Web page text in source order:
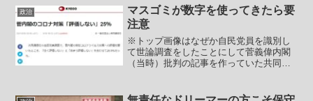
ール……胸焼けだけで済め...
政治
マスゴミが数字を使ってきたら要
注意
※トップ画像はなぜか自民党員を識別し
て世論調査をしたことにして菅義偉内閣
（当時）批判の記事を作っていた共同通
使呼び出し「強く抗議」 レーダー照射